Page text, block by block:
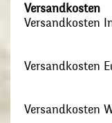
Versandkosten
Versandkosten
Versandkosten
Versandkosten